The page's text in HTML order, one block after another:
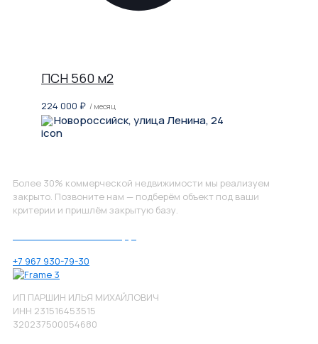
ПСН 560 м2
224 000 ₽ / месяц
Новороссийск, улица Ленина, 24
Более 30% коммерческой недвижимости мы реализуем
закрыто. Позвоните нам — подберём объект под ваши
критерии и пришлём закрытую базу.
+7 967 930-79-30
ИП ПАРШИН ИЛЬЯ МИХАЙЛОВИЧ
ИНН 231516453515
320237500054680